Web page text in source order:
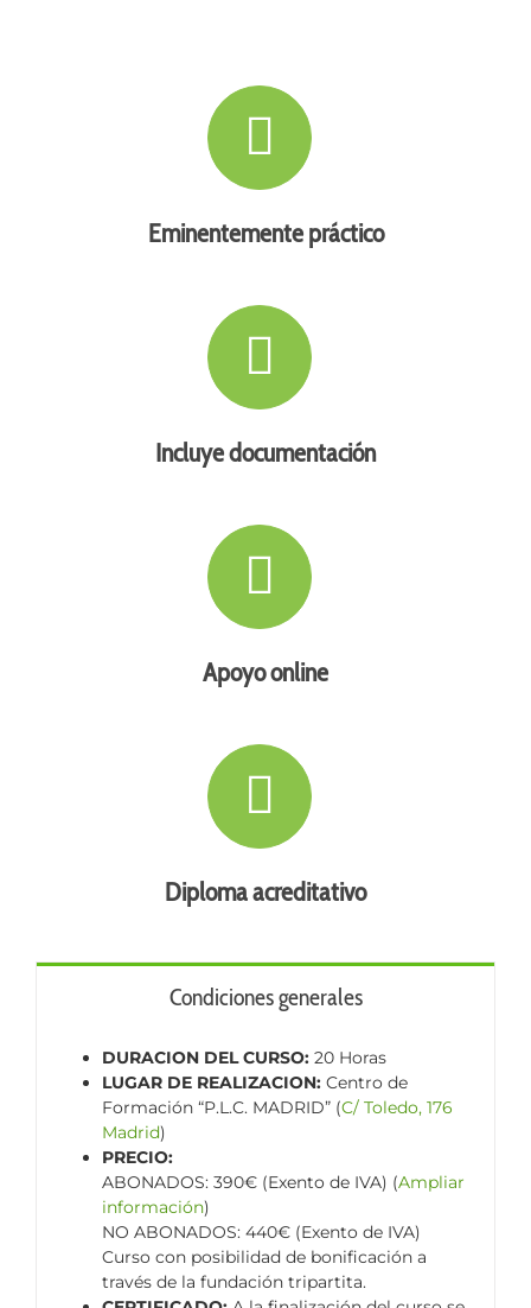
Eminentemente práctico
Incluye documentación
Apoyo online
Diploma acreditativo
Condiciones generales
DURACION DEL CURSO: 20 Horas
LUGAR DE REALIZACION: Centro de
Formación “P.L.C. MADRID” (C/ Toledo, 176
Madrid)
PRECIO:
ABONADOS: 390€ (Exento de IVA) (Ampliar
información)
NO ABONADOS: 440€ (Exento de IVA)
Curso con posibilidad de bonificación a
través de la fundación tripartita.